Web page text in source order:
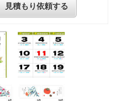
見積もり依頼する